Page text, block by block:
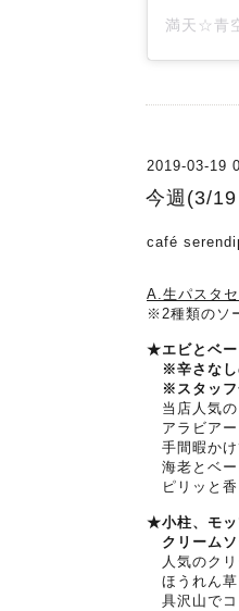
満天☆青
2019-03-19
今週(3/
café
A.生パスタセ
※2種類のソ
★エビとベ
※辛さなし
※スタッフ
当店人気の
アラビアー
手間暇かけ
海老とベー
ピリッと香
★小柱、モ
クリーム
人気のクリ
ほうれん草
具沢山でコ